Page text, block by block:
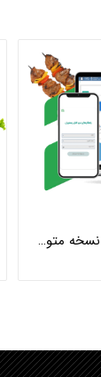
نرم افزار رستوران سپیدز نسخه متوسط